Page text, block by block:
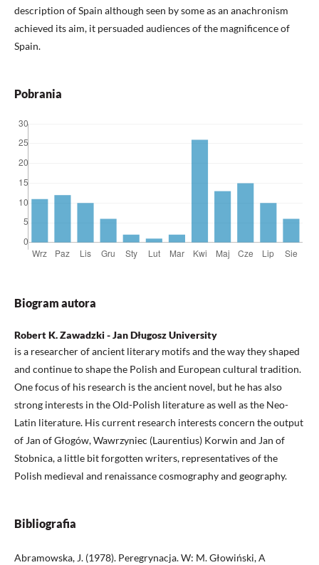
description of Spain although seen by some as an anachronism
achieved its aim, it persuaded audiences of the magnificence of
Spain.
Pobrania
Biogram autora
Robert K. Zawadzki - Jan Długosz University
is a researcher of ancient literary motifs and the way they shaped
and continue to shape the Polish and European cultural tradition.
One focus of his research is the ancient novel, but he has also
strong interests in the Old-Polish literature as well as the Neo-
Latin literature. His current research interests concern the output
of Jan of Głogów, Wawrzyniec (Laurentius) Korwin and Jan of
Stobnica, a little bit forgotten writers, representatives of the
Polish medieval and renaissance cosmography and geography.
Bibliografia
Abramowska, J. (1978). Peregrynacja. W: M. Głowiński, A